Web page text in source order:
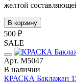
желтой
В корзину
500 ₽
SALE
Арт. М5047
В наличии
КРАСКА Баклажан